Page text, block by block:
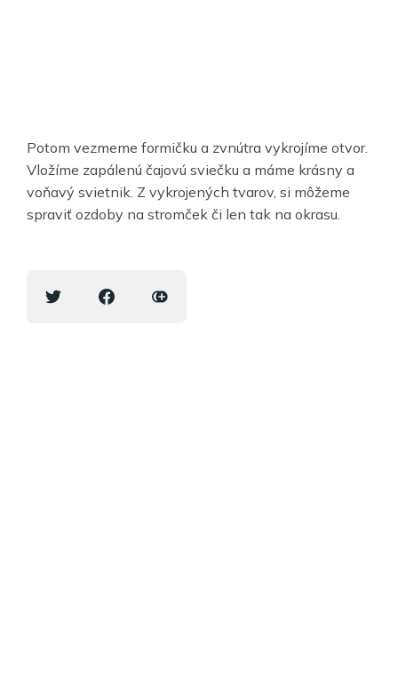
Potom vezmeme formičku a zvnútra vykrojíme otvor.
Vložíme zapálenú čajovú sviečku a máme krásny a
voňavý svietnik. Z vykrojených tvarov, si môžeme
spraviť ozdoby na stromček či len tak na okrasu.